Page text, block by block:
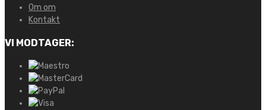
Om om
Kontakt
VI MODTAGER: